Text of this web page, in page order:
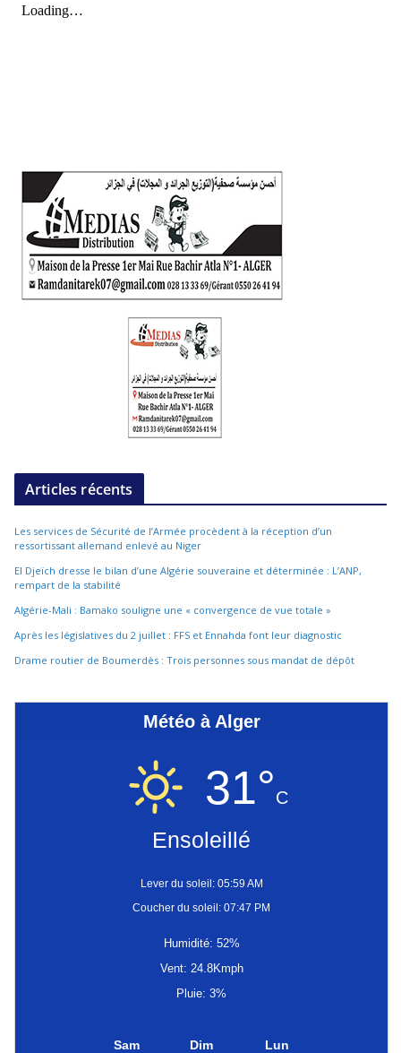
Articles récents
Les services de Sécurité de l’Armée procèdent à la réception d’un
ressortissant allemand enlevé au Niger
El Djeïch dresse le bilan d’une Algérie souveraine et déterminée : L’ANP,
rempart de la stabilité
Algérie-Mali : Bamako souligne une « convergence de vue totale »
Après les législatives du 2 juillet : FFS et Ennahda font leur diagnostic
Drame routier de Boumerdès : Trois personnes sous mandat de dépôt
Météo à Alger
31°C
Ensoleillé
Lever du soleil: 05:59 AM
Coucher du soleil: 07:47 PM
Humidité: 52%
Vent: 24.8Kmph
Pluie: 3%
Sam Dim Lun